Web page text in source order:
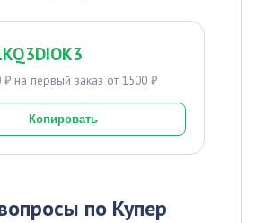
₽ на первый заказ от 1500 ₽
Копировать
по Купер